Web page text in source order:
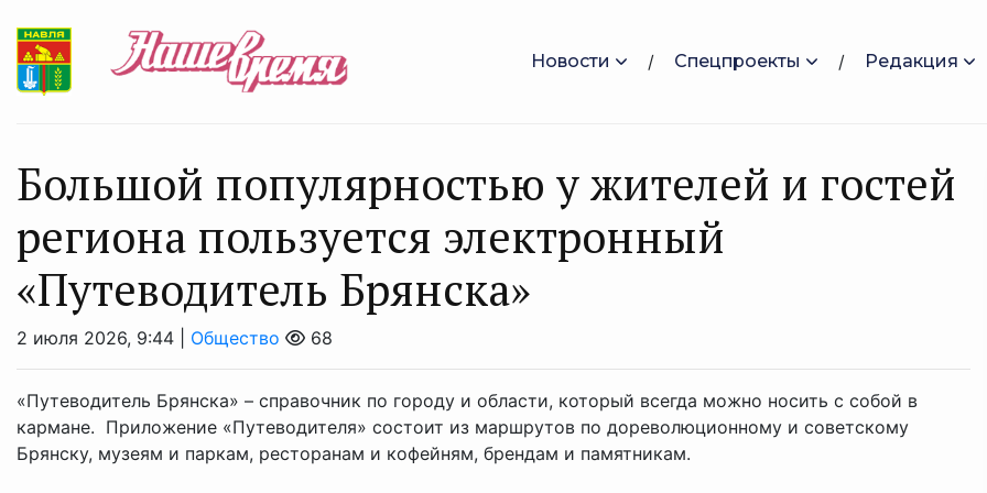
Новости Спецпроекты Редакция
Большой популярностью у жителей и гостей
региона пользуется электронный
«Путеводитель Брянска»
2 июля 2026, 9:44 | Общество 68
«Путеводитель Брянска» – справочник по городу и области, который всегда можно носить с собой в
кармане. Приложение «Путеводителя» состоит из маршрутов по дореволюционному и советскому
Брянску, музеям и паркам, ресторанам и кофейням, брендам и памятникам.